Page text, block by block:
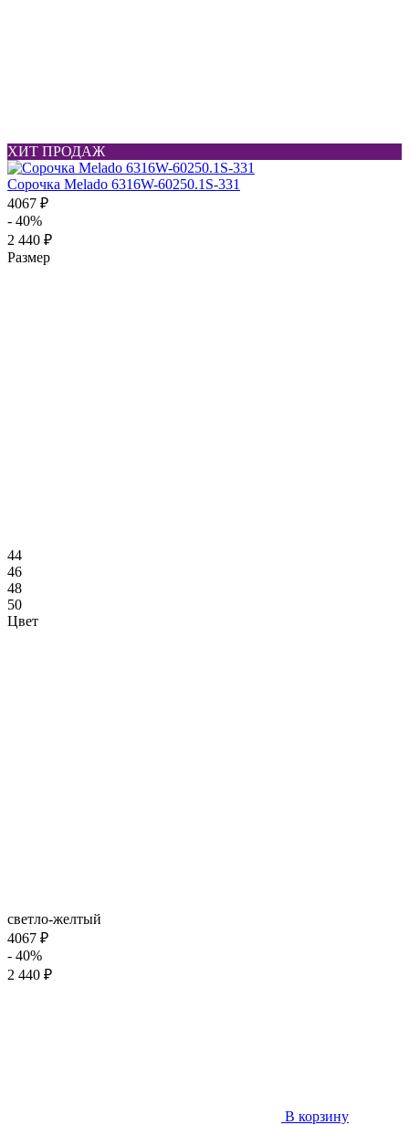
ХИТ ПРОДАЖ
Сорочка Melado 6316W-60250.1S-331
4067 ₽
- 40%
2 440 ₽
Размер
44
46
48
50
Цвет
светло-желтый
4067 ₽
- 40%
2 440 ₽
В корзину